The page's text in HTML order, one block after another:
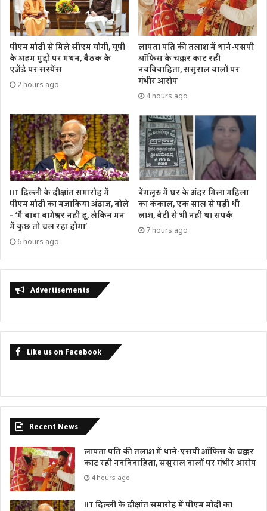
पीएम मोदी से मिले सीएम योगी, यूपी
के अहम मुद्दों पर मंथन, बैठक के
एजेंडे पर सस्पेंस
2 hours ago
लापता पति की तलाश में थाने-एसपी
ऑफिस के चक्कर काट रही
नवविवाहिता, ससुराल वालों पर
गंभीर आरोप
4 hours ago
IIT दिल्ली के दीक्षांत समारोह में
पीएम मोदी का मजाकिया अंदाज, बोले
– ‘मैं बाबा बागेश्वर नहीं हूं, लेकिन मन
में कुछ तो चल रहा होगा’
6 hours ago
बेंगलुरु में घर के अंदर मिला महिला
का कंकाल, एक साल से पड़ी थी
लाश, बेटी से भी नहीं था संपर्क
7 hours ago
Advertisements
Like us on Facebook
Recent News
लापता पति की तलाश में थाने-एसपी ऑफिस के चक्कर
काट रही नवविवाहिता, ससुराल वालों पर गंभीर आरोप
4 hours ago
IIT दिल्ली के दीक्षांत समारोह में पीएम मोदी का